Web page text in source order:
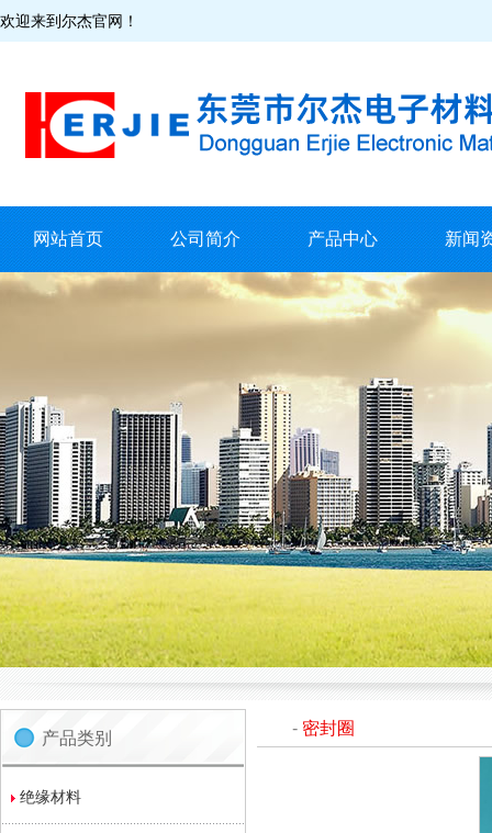
欢迎来到尔杰官网！
网站首页 公司简介 产品中心 新闻
产品类别
绝缘材料
- 密封圈